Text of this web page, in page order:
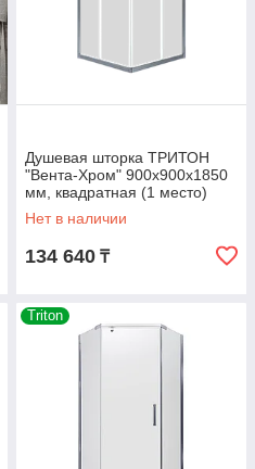
Душевая шторка ТРИТОН
"Вента-Хром" 900х900х1850
мм, квадратная (1 место)
Нет в наличии
134 640 ₸
Triton